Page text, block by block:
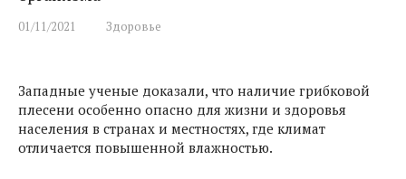
01/11/2021 Здоровье
Западные ученые доказали, что наличие грибковой
плесени особенно опасно для жизни и здоровья
населения в странах и местностях, где климат
отличается повышенной влажностью.